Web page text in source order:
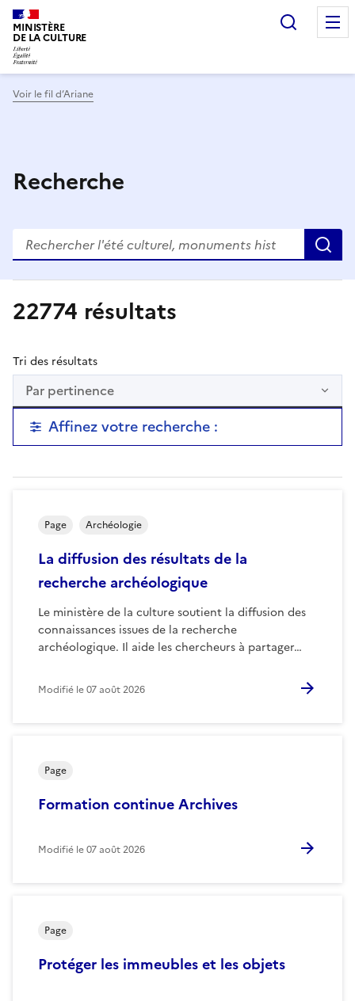
MINISTÈRE
DE LA CULTURE
Voir le fil d’Ariane
Recherche
22774 résultats
Tri des résultats
Par pertinence
Affinez votre recherche :
La diffusion des résultats de la
recherche archéologique
Le ministère de la culture soutient la diffusion des
connaissances issues de la recherche
archéologique. Il aide les chercheurs à partager…
Page Archéologie
Modifié le07 août 2026
Formation continue Archives
Page
Modifié le07 août 2026
Protéger les immeubles et les objets
Page